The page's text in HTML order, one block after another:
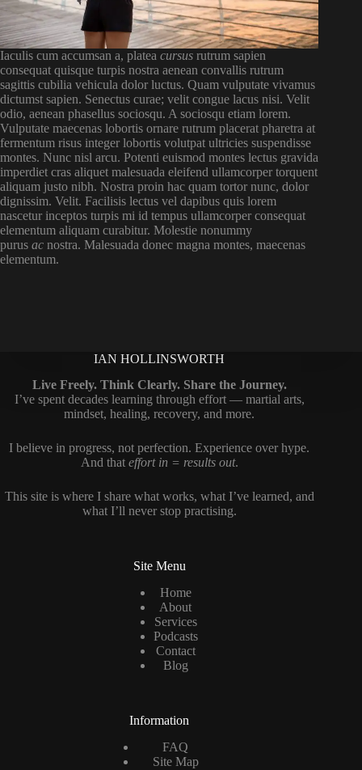
Iaculis cum accumsan a, platea cursus rutrum sapien
consequat quisque turpis nostra aenean convallis rutrum
sagittis cubilia vehicula dolor luctus. Quam vulputate vivamus
dictumst sapien. Senectus curae; velit congue lacus nisi. Velit
odio, aenean phasellus sociosqu. A sociosqu etiam lorem.
Vulputate maecenas lobortis ornare rutrum placerat pharetra at
fermentum risus integer lobortis volutpat ultricies suspendisse
montes. Nunc nisl arcu. Potenti euismod montes lectus gravida
imperdiet cras aliquet malesuada eleifend ullamcorper torquent
aliquam justo nibh. Nostra proin hac quam tortor nunc, dolor
dignissim. Velit. Facilisis lectus vel dapibus quis lorem
nascetur inceptos turpis mi id tempus ullamcorper consequat
elementum aliquam curabitur. Molestie nonummy
purus ac nostra. Malesuada donec magna montes, maecenas
elementum.
IAN HOLLINSWORTH
Live Freely. Think Clearly. Share the Journey.
I’ve spent decades learning through effort — martial arts,
mindset, healing, recovery, and more.
I believe in progress, not perfection. Experience over hype.
And that effort in = results out.
This site is where I share what works, what I’ve learned, and
what I’ll never stop practising.
Site Menu
Home
About
Services
Podcasts
Contact
Blog
Information
FAQ
Site Map